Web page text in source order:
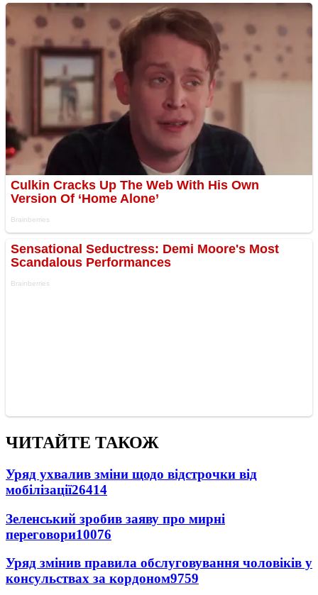
ЧИТАЙТЕ ТАКОЖ
Уряд ухвалив зміни щодо відстрочки від
мобілізації26414
Зеленський зробив заяву про мирні
переговори10076
Уряд змінив правила обслуговування чоловіків у
консульствах за кордоном9759